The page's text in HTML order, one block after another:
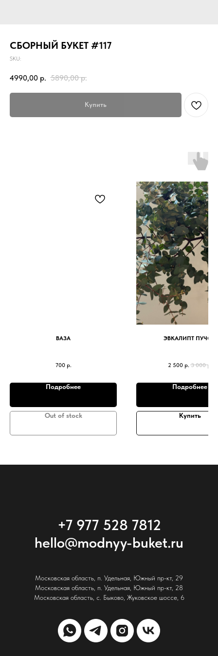
СБОРНЫЙ БУКЕТ #117
SKU:
4990,00 р. 5890,00 р.
Купить
ВАЗА
700 р.
Подробнее
Out of stock
ЭВКАЛИПТ ПУЧОК
2 500 р. 3 000 р.
Подробнее
Купить
+7 977 528 7812
hello@modnyy-buket.ru
Московская область, п. Удельная, Южный пр-кт, 29
Московская область, п. Удельная, Южный пр-кт, 28
Московская область, с. Быково, Жуковское шоссе, 6